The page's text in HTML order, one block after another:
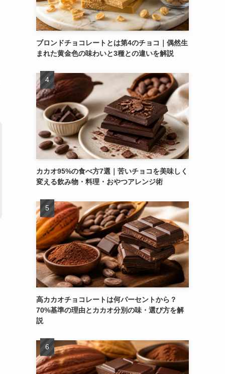
ブロンドチョコレートとは第4のチョコ｜偶然生
まれた黄金色の味わいと3種との違いを解説
カカオ95%の食べ方7選｜苦いチョコを美味しく
変える飲み物・料理・おやつアレンジ術
高カカオチョコレートは何パーセントから？
70%基準の理由とカカオ分別の味・選び方を解
説